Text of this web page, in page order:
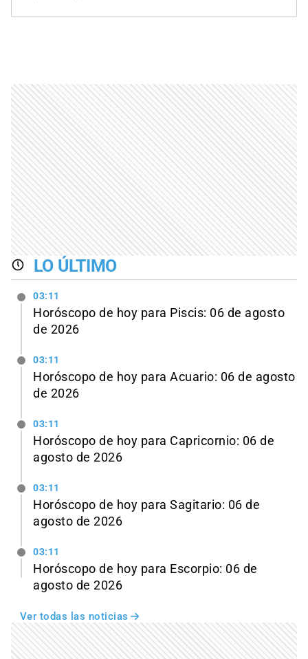
LO ÚLTIMO
03:11
Horóscopo de hoy para Piscis: 06 de agosto
de 2026
03:11
Horóscopo de hoy para Acuario: 06 de agosto
de 2026
03:11
Horóscopo de hoy para Capricornio: 06 de
agosto de 2026
03:11
Horóscopo de hoy para Sagitario: 06 de
agosto de 2026
03:11
Horóscopo de hoy para Escorpio: 06 de
agosto de 2026
Ver todas las noticias